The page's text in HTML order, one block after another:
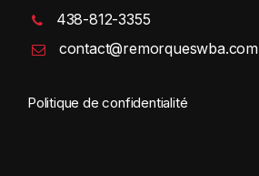
438-812-3355
contact@remorqueswba.com
Politique de confidentialité